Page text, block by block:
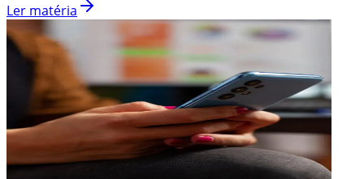
Ler matéria